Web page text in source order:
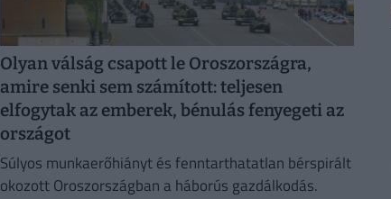
Olyan válság csapott le Oroszországra,
amire senki sem számított: teljesen
elfogytak az emberek, bénulás fenyegeti az
országot
Súlyos munkaerőhiányt és fenntarthatatlan bérspirált
okozott Oroszországban a háborús gazdálkodás.